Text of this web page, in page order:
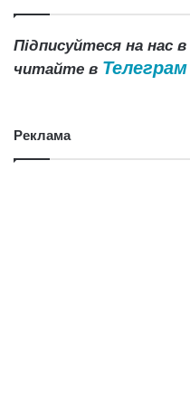
Підписуйтеся на нас в
читайте в Телеграм
Реклама